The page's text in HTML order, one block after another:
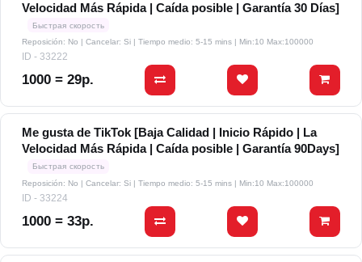
Velocidad Más Rápida | Caída posible | Garantía 30 Días]
Быстрая скорость
Reposición: No | Cancelar: Si | Tiempo medio: 5-15 mins
| Min:10 Max:100000
ID - 33222
1000 = 29р.
Me gusta de TikTok [Baja Calidad | Inicio Rápido | La
Velocidad Más Rápida | Caída posible | Garantía 90Days]
Быстрая скорость
Reposición: No | Cancelar: Si | Tiempo medio: 5-15 mins | Min:10 Max:100000
ID - 33224
1000 = 33р.